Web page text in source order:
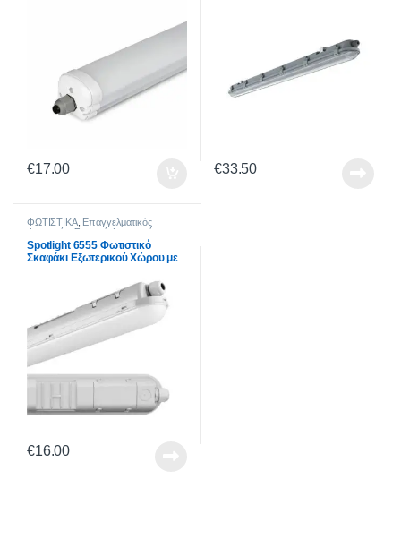
€17.00 €33.50
ΦΩΤΙΣΤΙΚΑ, Επαγγελματικός
Φωτισμός
Στεγανά Φωτιστικά
Spotlight 6555 Φωτιστικό
Σκαφάκι Εξωτερικού Χώρου με
€16.00